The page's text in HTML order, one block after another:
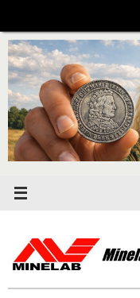
Inhalt
springen